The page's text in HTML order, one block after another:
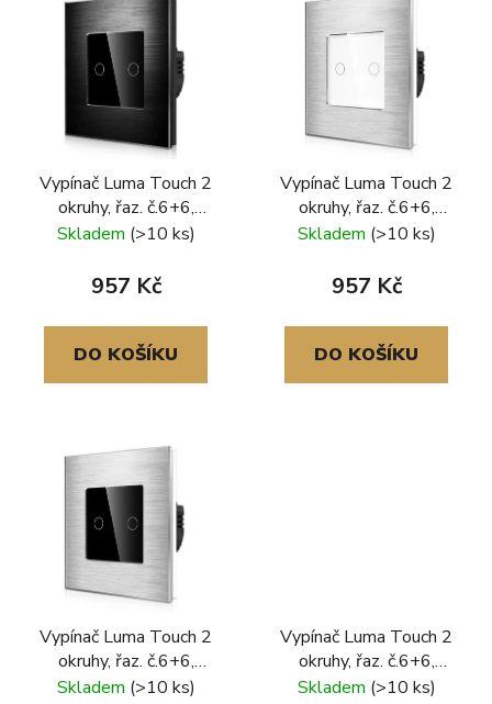
Vypínač Luma Touch 2
okruhy, řaz. č.6+6,
hliníkový rámeček, černá
Skladem (>10 ks)
957 Kč
DO KOŠÍKU
Vypínač Luma Touch 2
okruhy, řaz. č.6+6,
hliníkový rámeček,
Skladem (>10 ks)
957 Kč
DO KOŠÍKU
Vypínač Luma Touch 2
okruhy, řaz. č.6+6,
hliníkový rámeček,
Skladem (>10 ks)
Vypínač Luma Touch 2
okruhy, řaz. č.6+6,
hliníkový rámeček, zlatá-
Skladem (>10 ks)